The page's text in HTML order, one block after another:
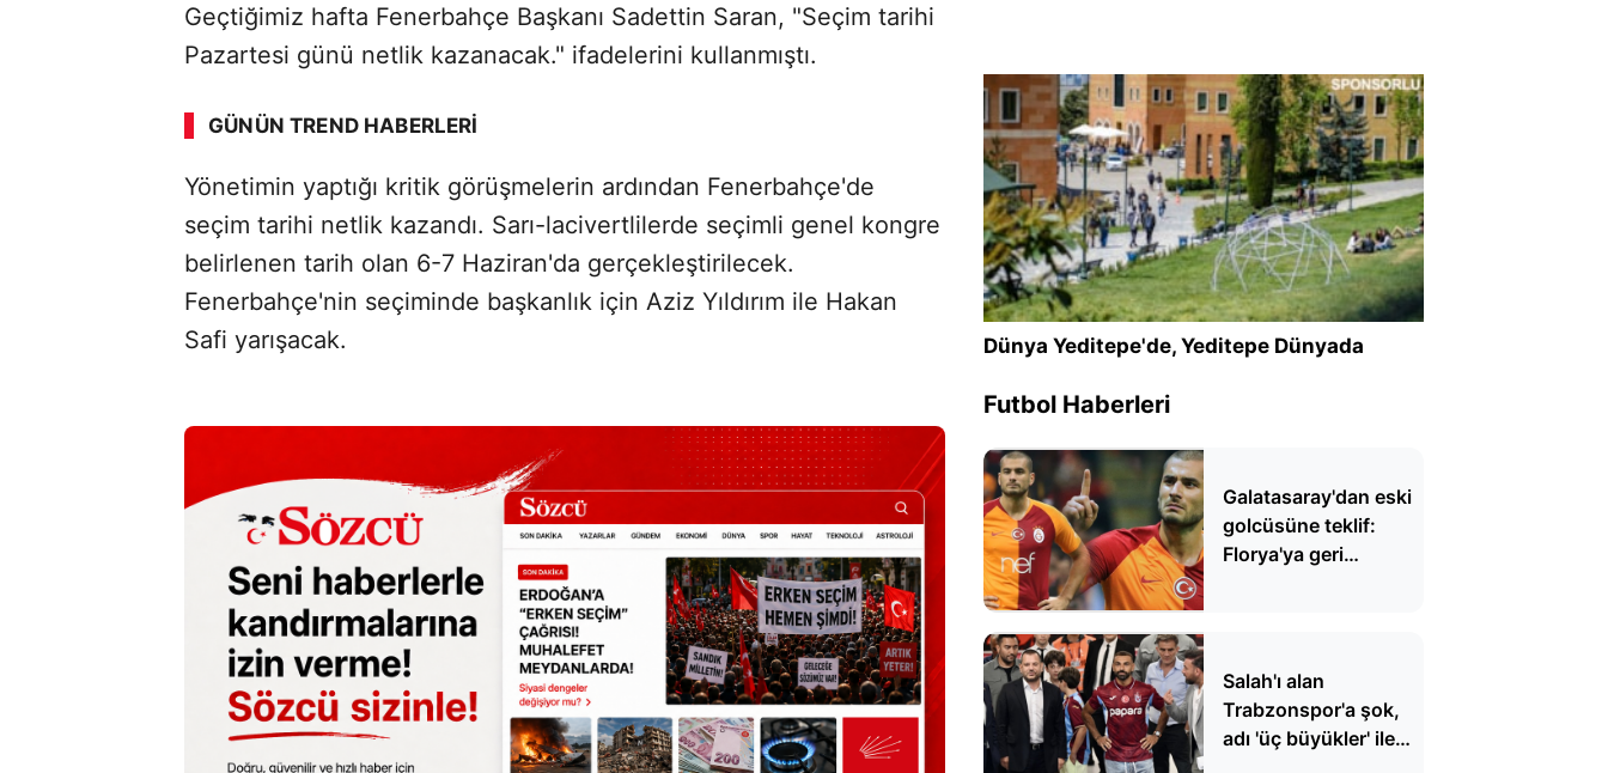
Geçtiğimiz hafta Fenerbahçe Başkanı Sadettin Saran, "Seçim tarihi
Pazartesi günü netlik kazanacak." ifadelerini kullanmıştı.
GÜNÜN TREND HABERLERI
Yönetimin yaptığı kritik görüşmelerin ardından Fenerbahçe'de
seçim tarihi netlik kazandı. Sarı-lacivertlilerde seçimli genel kongre
belirlenen tarih olan 6-7 Haziran'da gerçekleştirilecek.
Fenerbahçe'nin seçiminde başkanlık için Aziz Yıldırım ile Hakan
Safi yarışacak.
Dünya Yeditepe'de, Yeditepe Dünyada
Futbol Haberleri
Galatasaray'dan eski
golcüsüne teklif:
Florya'ya geri
Salah'ı alan
Trabzonspor'a şok,
adı 'üç büyükler' ile